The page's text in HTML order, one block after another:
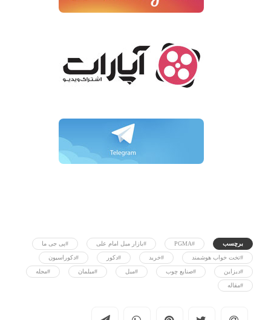
برچسب #PGMA #بازار مبل امام علی #پی جی ما
#تخت خواب هوشمند #خرید #دکور #دکوراسیون
#دیزاین #صنایع چوب #مبل #مبلمان #مجله
#مقاله